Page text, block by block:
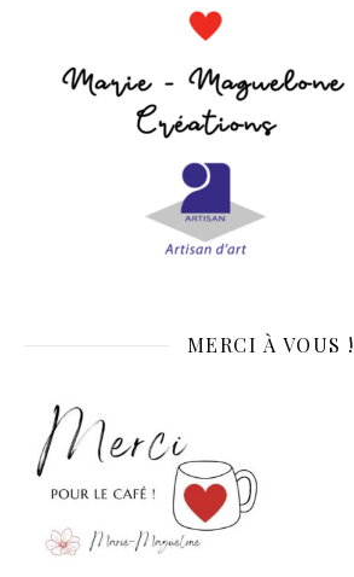
MERCI À VOUS !